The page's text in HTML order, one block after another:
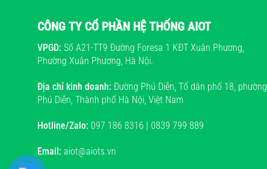
CÔNG TY CỔ PHẦN HỆ THỐNG AIOT
VPGD: Số A21-TT9 Đường Foresa 1 KĐT Xuân Phương,
Phường Xuân Phương, Hà Nội.
Địa chỉ kinh doanh: Đường Phú Diễn, Tổ dân phố 18, phường
Phú Diễn, Thành phố Hà Nội, Việt Nam
Hotline/Zalo: 097 186 8316 | 0839 799 889
Email: aiot@aiots.vn